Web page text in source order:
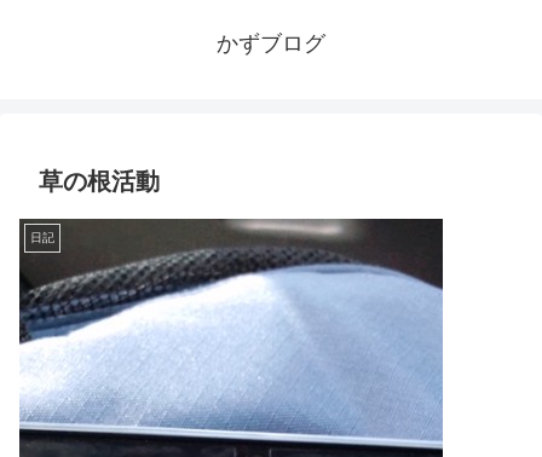
かずブログ
草の根活動
日記